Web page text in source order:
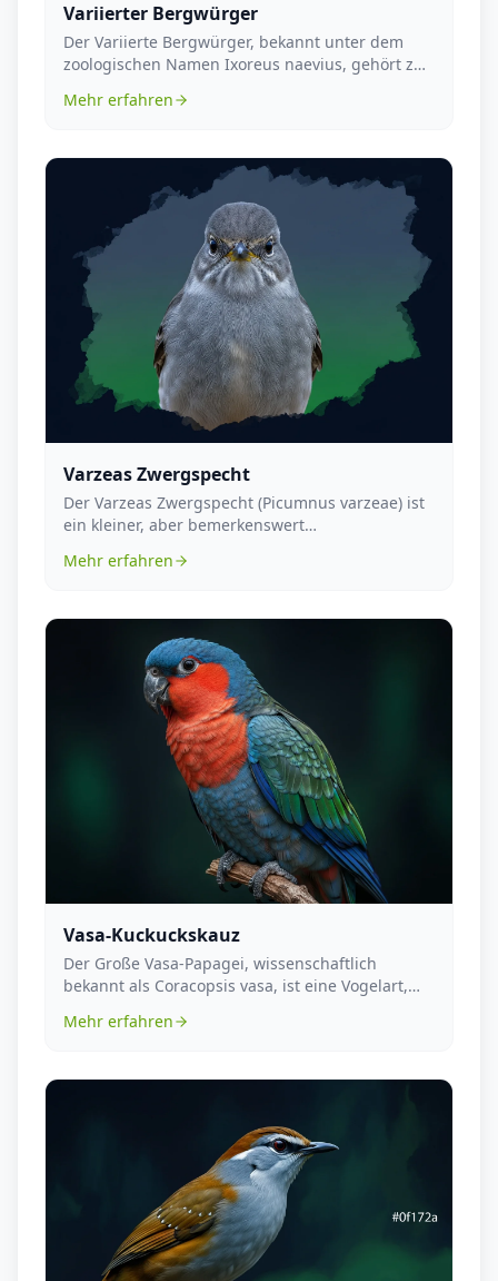
Variierter Bergwürger
Der Variierte Bergwürger, bekannt unter dem
zoologischen Namen Ixoreus naevius, gehört zur
Mehr erfahren
Varzeas Zwergspecht
Der Varzeas Zwergspecht (Picumnus varzeae) ist
ein kleiner, aber bemerkenswert
Mehr erfahren
Vasa-Kuckuckskauz
Der Große Vasa-Papagei, wissenschaftlich
bekannt als Coracopsis vasa, ist eine Vogelart,
Mehr erfahren